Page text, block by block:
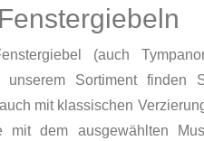
(auch
Sortiment finden
mit klassischen
dem ausgewählten